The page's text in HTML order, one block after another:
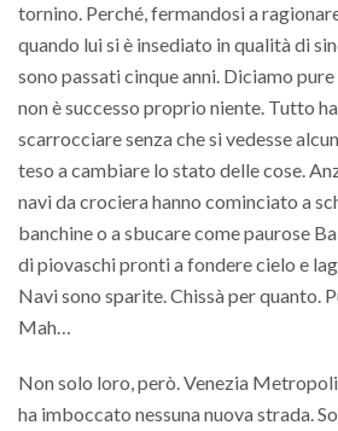
tornino. Perché, fermandosi a
quando lui si è insediato in qualità di
sono passati cinque anni. Diciamo
non è successo proprio niente. Tutto
scarrocciare senza che si vedesse
teso a cambiare lo stato delle cose.
navi da crociera hanno cominciato a
banchine o a sbucare come paurose
di piovaschi pronti a fondere cielo e
Navi sono sparite. Chissà per quanto.
Mah…
Non solo loro, però. Venezia
ha imboccato nessuna nuova strada.